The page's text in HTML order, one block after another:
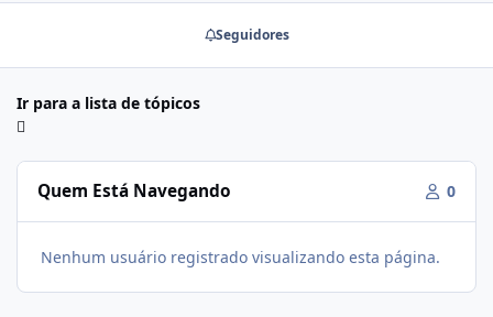
Seguidores
Ir para a lista de tópicos
Quem Está Navegando 0
Nenhum usuário registrado visualizando esta página.